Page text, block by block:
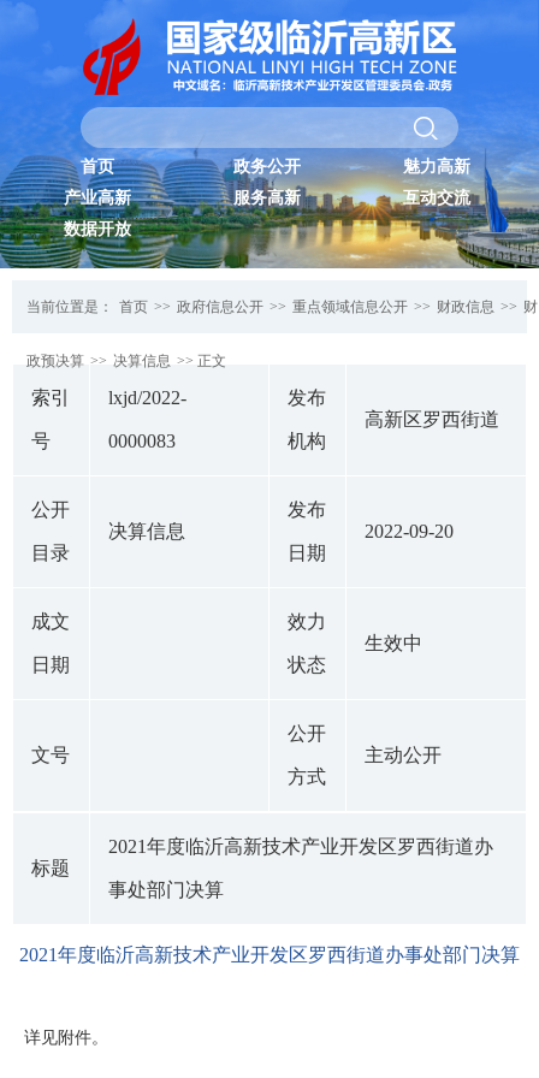
首页 政务公开
魅力高新
产业高新
服务高新
互动交流
数据开放
当前位置是： 首页 >> 政府信息公开 >> 重点领域信息公开 >> 财政信息 >> 财
政预决算 >> 决算信息 >> 正文
索引
号
lxjd/2022-
0000083
发布
机构
高新区罗西街道
公开
目录
决算信息
发布
日期
2022-09-20
成文
日期
效力
状态
生效中
文号
公开
方式
主动公开
标题
2021年度临沂高新技术产业开发区罗西街道办
事处部门决算
2021年度临沂高新技术产业开发区罗西街道办事处部门决算
详见附件。